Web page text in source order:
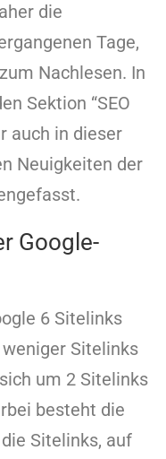
die
Tage,
Nachlesen. In
Sektion “SEO
auch in dieser
Neuigkeiten der
Google-
6 Sitelinks
Sitelinks
um 2 Sitelinks
besteht die
Sitelinks, auf